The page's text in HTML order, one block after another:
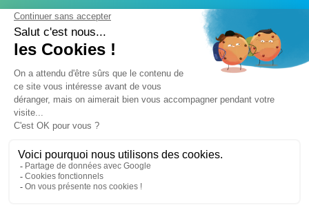
ACTUALITÉS
Mentions légales
Conditions générales de ventes
Plateforme de signalement